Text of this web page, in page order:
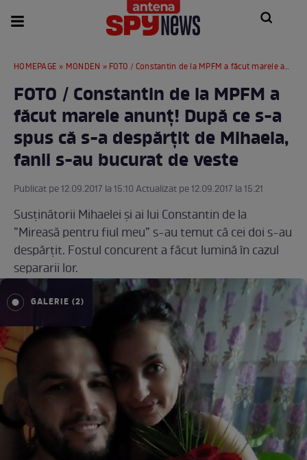
HOMEPAGE » MONDEN » FOTO / Constantin de la MPFM a făcut marele anunț! După ce s-a spus că s-a despărțit de Mihaela, fanii s-au bucurat de veste
FOTO / Constantin de la MPFM a
făcut marele anunț! După ce s-a
spus că s-a despărțit de Mihaela,
fanii s-au bucurat de veste
Publicat pe 12.09.2017 la 15:10 Actualizat pe 12.09.2017 la 15:21
Susținătorii Mihaelei și ai lui Constantin de la
”Mireasă pentru fiul meu” s-au temut că cei doi s-au
despărțit. Fostul concurent a făcut lumină în cazul
separarii lor.
GALERIE (2)